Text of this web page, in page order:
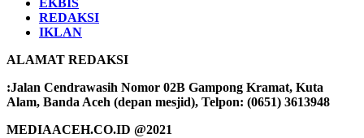
EKBIS
REDAKSI
IKLAN
ALAMAT REDAKSI
:Jalan Cendrawasih Nomor 02B Gampong Kramat, Kuta
Alam, Banda Aceh (depan mesjid), Telpon: (0651) 3613948
MEDIAACEH.CO.ID @2021